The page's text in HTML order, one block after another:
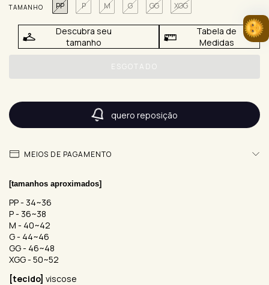
TAMANHO PP P M G GG XGG
Descubra seu
tamanho
Tabela de
Medidas
quero reposição
MEIOS DE PAGAMENTO
[tamanhos aproximados]
PP - 34~36
P - 36~38
M - 40~42
G - 44~46
GG - 46~48
XGG - 50~52
[tecido] viscose